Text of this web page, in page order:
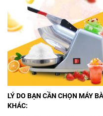
LÝ DO BẠN CẦN CHỌN MÁY
KHÁC: